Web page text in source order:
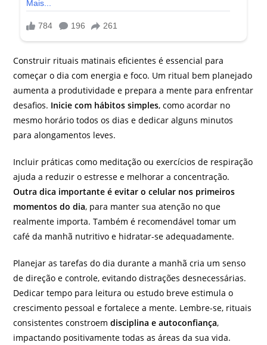
Construir rituais matinais eficientes é essencial para
começar o dia com energia e foco. Um ritual bem planejado
aumenta a produtividade e prepara a mente para enfrentar
desafios. Inicie com hábitos simples, como acordar no
mesmo horário todos os dias e dedicar alguns minutos
para alongamentos leves.
Incluir práticas como meditação ou exercícios de respiração
ajuda a reduzir o estresse e melhorar a concentração.
Outra dica importante é evitar o celular nos primeiros
momentos do dia, para manter sua atenção no que
realmente importa. Também é recomendável tomar um
café da manhã nutritivo e hidratar-se adequadamente.
Planejar as tarefas do dia durante a manhã cria um senso
de direção e controle, evitando distrações desnecessárias.
Dedicar tempo para leitura ou estudo breve estimula o
crescimento pessoal e fortalece a mente. Lembre-se, rituais
consistentes constroemdisciplina e autoconfiança,
impactando positivamente todas as áreas da sua vida.